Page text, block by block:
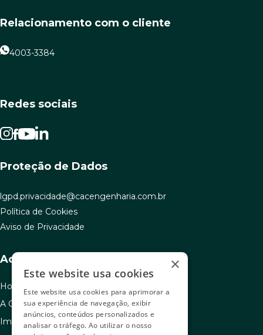
Relacionamento com o cliente
4003-3384
Redes sociais
Proteção de Dados
lgpd.privacidade@cacengenharia.com.br
Política de Cookies
Aviso de Privacidade
Acesso rápido
Home
A C.A.C
Imóveis à venda
×
Este website usa cookies
Este website usa cookies para aprimorar a
sua experiência de navegação, exibir
anúncios, conteúdos personalizados e
analisar o tráfego. Ao utilizar o nosso